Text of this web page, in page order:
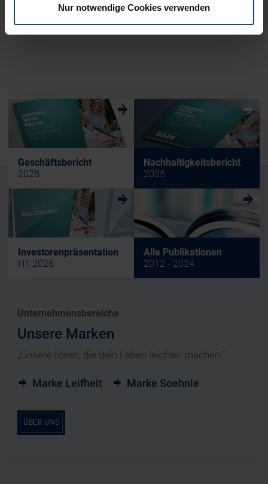
Nur notwendige Cookies verwenden
Geschäftsbericht
2025
w
Nachhaltigkeitsbericht
2025
w
Investorenpräsentation
H1 2026
w
Alle Publikationen
2012 - 2024
w
Unternehmensbereiche
Unsere Marken
„Unsere Ideen, die dein Leben leichter machen.“
Marke Leifheit Marke Soehnle
ÜBER UNS